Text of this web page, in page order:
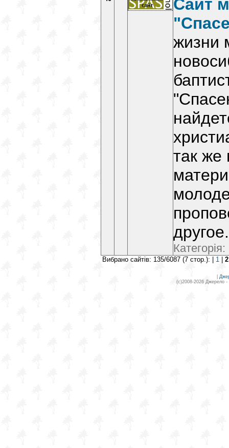
Сайт
жизни
так же
другое.
Категорія:
Вибрано сайтів: 135/6087 (7 стор.): | 1 2
(c)2008-2026 Джерело